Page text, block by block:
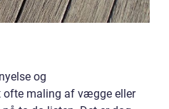
og
ofte maling af vægge eller